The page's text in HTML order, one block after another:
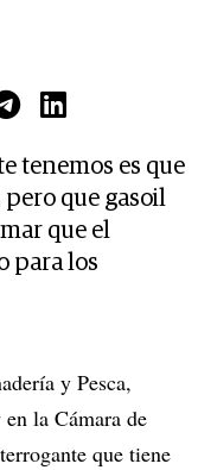
tenemos es que
que gasoil
que el
para los
y Pesca,
la Cámara de
que tiene